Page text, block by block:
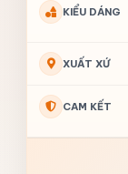
KIỂU DÁNG
XUẤT XỨ
CAM KẾT